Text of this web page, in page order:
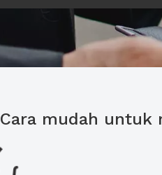
Cara mudah untuk